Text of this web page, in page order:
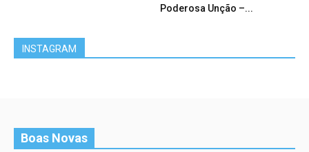
Poderosa Unção –...
INSTAGRAM
Boas Novas